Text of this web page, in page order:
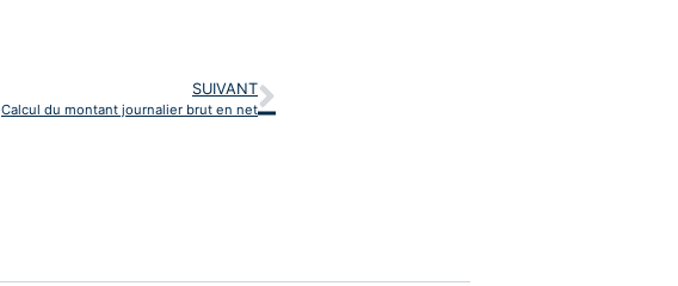
SUIVANT
Calcul du montant journalier brut en net